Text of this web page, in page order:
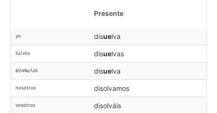
Presente
yo disuelva
tú/vos disuelvas
él/ella/Ud. disuelva
nosotros disolvamos
vosotros disolváis